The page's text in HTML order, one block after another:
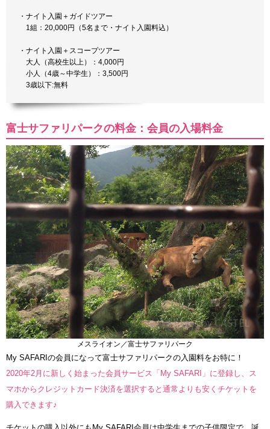
・ナイト入園＋ガイドツアー
1組：20,000円（5名まで・ナイト入園料込）
・ナイト入園＋スコープツアー
大人（高校生以上）：4,000円
小人（4歳～中学生）：3,500円
3歳以下:無料
富士サファリパークの料金：会員の入場料金
メスライオン／富士サファリパーク
My SAFARIの会員になって富士サファリパークの入園料をお特に！
2020年2月に新しく始まった会員サービス「My SAFARI」に登録し、ス
マホからクレジットカード決済を選択すると通常よりも安くチケットを
購入できます♪